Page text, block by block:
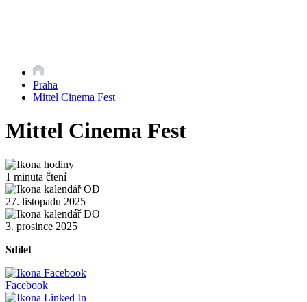
Praha
Mittel Cinema Fest
Mittel Cinema Fest
1 minuta čtení
27. listopadu 2025
3. prosince 2025
Sdílet
Facebook